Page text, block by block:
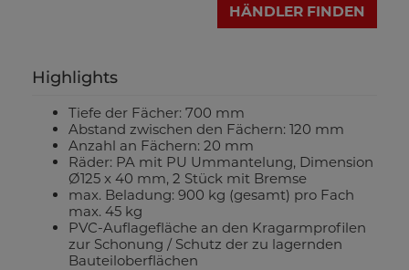
HÄNDLER FINDEN
Highlights
Tiefe der Fächer: 700 mm
Abstand zwischen den Fächern: 120 mm
Anzahl an Fächern: 20 mm
Räder: PA mit PU Ummantelung, Dimension
Ø125 x 40 mm, 2 Stück mit Bremse
max. Beladung: 900 kg (gesamt) pro Fach
max. 45 kg
PVC-Auflagefläche an den Kragarmprofilen
zur Schonung / Schutz der zu lagernden
Bauteiloberflächen